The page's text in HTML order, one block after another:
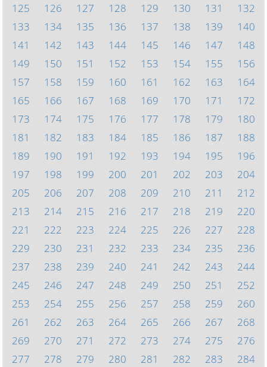
125
126 127 128 129 130 131
132
133
134 135 136 137 138 139
140
141
142 143 144 145 146 147
148
149
150 151 152 153 154 155
156
157
158 159 160 161 162 163
164
165
166 167 168 169 170 171
172
173
174 175 176 177 178 179
180
181
182 183 184 185 186 187
188
189
190 191 192 193 194 195
196
197
198 199 200 201 202 203
204
205
206 207 208 209 210 211
212
213
214 215 216 217 218 219
220
221
222 223 224 225 226 227
228
229
230 231 232 233 234 235
236
237
238 239 240 241 242 243
244
245
246 247 248 249 250 251
252
253
254 255 256 257 258 259
260
261
262 263 264 265 266 267
268
269
270 271 272 273 274 275
276
277
278 279 280 281 282 283
284